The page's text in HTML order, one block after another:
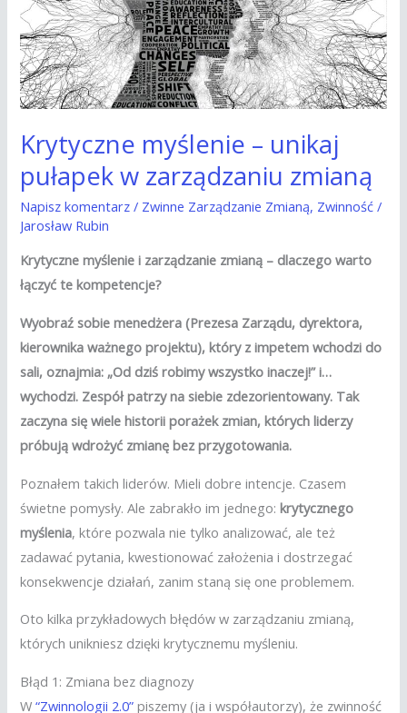
Krytyczne myślenie – unikaj
pułapek w zarządzaniu zmianą
Napisz komentarz / Zwinne Zarządzanie Zmianą, Zwinność /
Jarosław Rubin
Krytyczne myślenie i zarządzanie zmianą – dlaczego warto
łączyć te kompetencje?
Wyobraź sobie menedżera (Prezesa Zarządu, dyrektora,
kierownika ważnego projektu), który z impetem wchodzi do
sali, oznajmia: „Od dziś robimy wszystko inaczej!” i…
wychodzi. Zespół patrzy na siebie zdezorientowany. Tak
zaczyna się wiele historii porażek zmian, których liderzy
próbują wdrożyć zmianę bez przygotowania.
Poznałem takich liderów. Mieli dobre intencje. Czasem
świetne pomysły. Ale zabrakło im jednego:krytycznego
myślenia, które pozwala nie tylko analizować, ale też
zadawać pytania, kwestionować założenia i dostrzegać
konsekwencje działań, zanim staną się one problemem.
Oto kilka przykładowych błędów w zarządzaniu zmianą,
których unikniesz dzięki krytycznemu myśleniu.
Błąd 1: Zmiana bez diagnozy
W“Zwinnologii 2.0”piszemy (ja i współautorzy), że zwinność
pułapek
w
zarządzaniu
zmianą